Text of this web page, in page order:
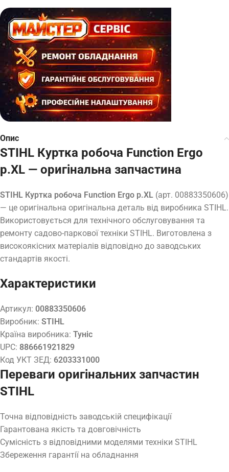
Опис
STIHL Куртка робоча Function Ergo
р.XL — оригінальна запчастина
STIHL Куртка робоча Function Ergo р.XL (арт. 00883350606)
— це оригінальна оригінальна деталь від виробника STIHL.
Використовується для технічного обслуговування та
ремонту садово-паркової техніки STIHL. Виготовлена з
високоякісних матеріалів відповідно до заводських
стандартів якості.
Характеристики
Артикул: 00883350606
Виробник: STIHL
Країна виробника: Туніс
UPC: 886661921829
Код УКТ ЗЕД: 6203331000
Переваги оригінальних запчастин
STIHL
Точна відповідність заводській специфікації
Гарантована якість та довговічність
Сумісність з відповідними моделями техніки STIHL
Збереження гарантії на обладнання